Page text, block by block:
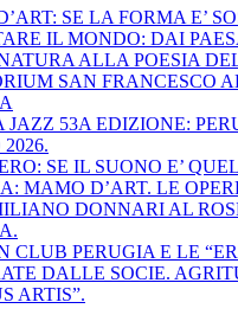
SE LA FORMA E’
IL MONDO: DAI
ALLA POESIA
SAN FRANCESCO
JAZZ 53A EDIZIONE:
SE IL SUONO E’
MAMO D’ART. LE
DONNARI AL
CLUB PERUGIA E LE
DALLE SOCIE.
ARTIS”.